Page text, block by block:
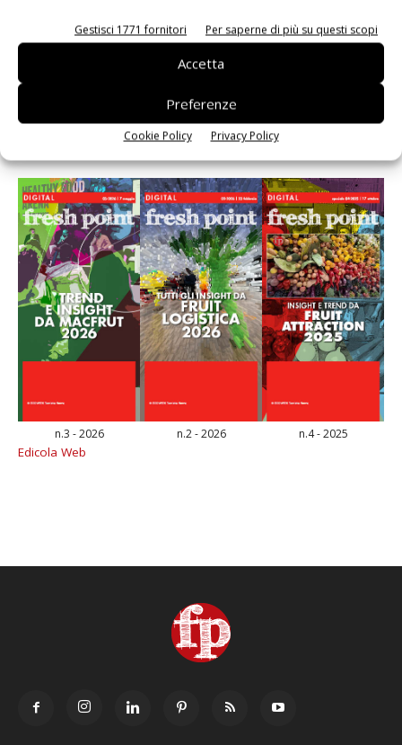
Gestisci 1771 fornitori Per saperne di più su questi scopi
Accetta
Preferenze
Cookie Policy Privacy Policy
ViviToscano crescono a doppia cifra
n.3 - 2026 n.2 - 2026 n.4 - 2025
Edicola Web